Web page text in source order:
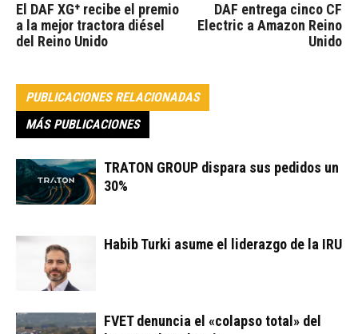
El DAF XG⁺ recibe el premio
a la mejor tractora diésel
del Reino Unido
DAF entrega cinco CF
Electric a Amazon Reino
Unido
PUBLICACIONES RELACIONADAS
MÁS PUBLICACIONES
TRATON GROUP dispara sus pedidos un
30%
Habib Turki asume el liderazgo de la IRU
FVET denuncia el «colapso total» del